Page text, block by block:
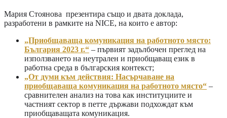
Мария Стоянова презентира също и двата доклада,
разработени в рамките на NICE, на които е автор:
„Приобщаваща комуникация на работното място:
България 2023 г.“ – първият задълбочен преглед на
използването на неутрален и приобщаващ език в
работна среда в българския контекст;
„От думи към действия: Насърчаване на
приобщаваща комуникация на работното място“ –
сравнителен анализ на това как институциите и
частният сектор в петте държави подхождат към
приобщаващата комуникация.